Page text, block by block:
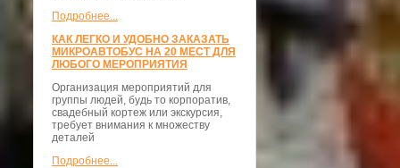
Подробнее...
КАК ЛЕГКО И УДОБНО ЗАКАЗАТЬ
МИКРОАВТОБУС НА 20 МЕСТ ДЛЯ
ЛЮБОГО МЕРОПРИЯТИЯ
Организация мероприятий для
группы людей, будь то корпоратив,
свадебный кортеж или экскурсия,
требует внимания к множеству
деталей
Подробнее...